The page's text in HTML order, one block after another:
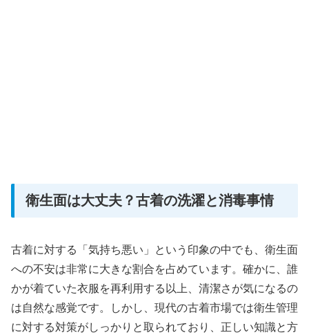
衛生面は大丈夫？古着の洗濯と消毒事情
古着に対する「気持ち悪い」という印象の中でも、衛生面
への不安は非常に大きな割合を占めています。確かに、誰
かが着ていた衣服を再利用する以上、清潔さが気になるの
は自然な感覚です。しかし、現代の古着市場では衛生管理
に対する対策がしっかりと取られており、正しい知識と方